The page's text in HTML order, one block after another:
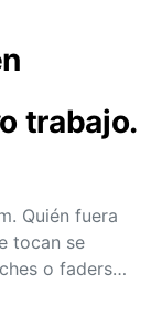
trabajo.
Quién fuera
tocan se
o faders…